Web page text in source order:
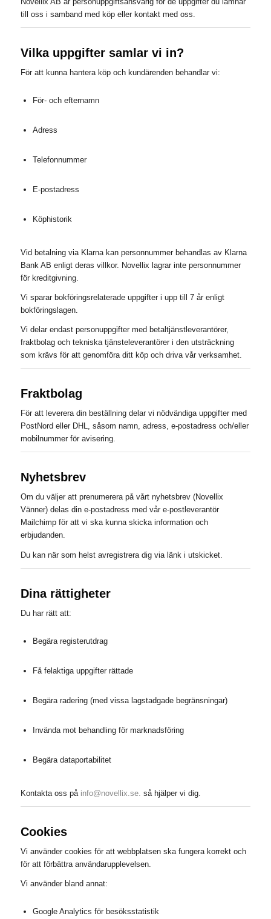
till oss i samband med köp eller kontakt med oss.
Vilka uppgifter samlar vi in?
För att kunna hantera köp och kundärenden behandlar vi:
För- och efternamn
Adress
Telefonnummer
E-postadress
Köphistorik
Vid betalning via Klarna kan personnummer behandlas av Klarna
Bank AB enligt deras villkor. Novellix lagrar inte personnummer
för kreditgivning.
Vi sparar bokföringsrelaterade uppgifter i upp till 7 år enligt
bokföringslagen.
Vi delar endast personuppgifter med betaltjänstleverantörer,
fraktbolag och tekniska tjänsteleverantörer i den utsträckning
som krävs för att genomföra ditt köp och driva vår verksamhet.
Fraktbolag
För att leverera din beställning delar vi nödvändiga uppgifter med
PostNord eller DHL, såsom namn, adress, e-postadress och/eller
mobilnummer för avisering.
Nyhetsbrev
Om du väljer att prenumerera på vårt nyhetsbrev (Novellix
Vänner) delas din e-postadress med vår e-postleverantör
Mailchimp för att vi ska kunna skicka information och
erbjudanden.
Du kan när som helst avregistrera dig via länk i utskicket.
Dina rättigheter
Du har rätt att:
Begära registerutdrag
Få felaktiga uppgifter rättade
Begära radering (med vissa lagstadgade begränsningar)
Invända mot behandling för marknadsföring
Begära dataportabilitet
Kontakta oss på info@novellix.se. så hjälper vi dig.
Cookies
Vi använder cookies för att webbplatsen ska fungera korrekt och
för att förbättra användarupplevelsen.
Vi använder bland annat:
Google Analytics för besöksstatistik